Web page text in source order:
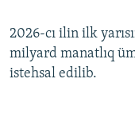
Auto
2026-cı ilin ilk
milyard manatlıq
istehsal edilib.